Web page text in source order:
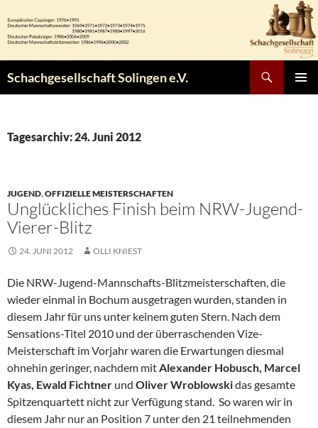
Inhalt
springen
Schachgesellschaft Solingen e.V.
Tagesarchiv: 24. Juni 2012
JUGEND,OFFIZIELLE MEISTERSCHAFTEN
Unglückliches Finish beim NRW-Jugend-
Vierer-Blitz
24. JUNI 2012 OLLI KNIEST
Die NRW-Jugend-Mannschafts-Blitzmeisterschaften, die
wieder einmal in Bochum ausgetragen wurden, standen in
diesem Jahr für uns unter keinem guten Stern. Nach dem
Sensations-Titel 2010 und der überraschenden Vize-
Meisterschaft im Vorjahr waren die Erwartungen diesmal
ohnehin geringer, nachdem mitAlexander Hobusch, Marcel
Kyas, Ewald Fichtner und Oliver Wroblowskidas gesamte
Spitzenquartett nicht zur Verfügung stand. So waren wir in
diesem Jahr nur an Position 7 unter den 21 teilnehmenden